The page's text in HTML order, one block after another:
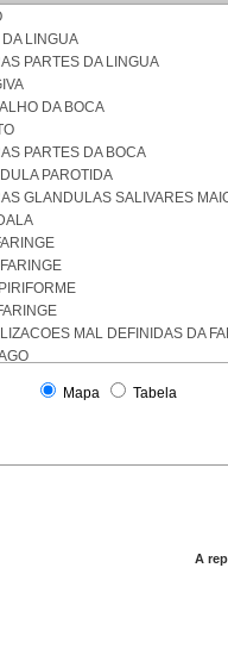
LINGUA
PARTES DA LINGUA
DA BOCA
PARTES DA BOCA
PAROTIDA
GLANDULAS SALIVARES
MAL DEFINIDAS DA
DELGADO
PARTES DAS VIAS BILIARES
Mapa Tabela
A